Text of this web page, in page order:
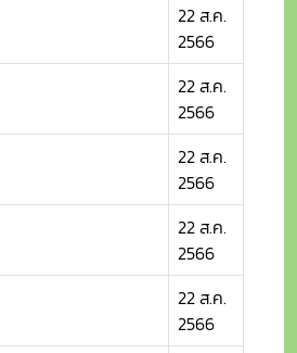
22 ส.ค.
2566
22 ส.ค.
2566
22 ส.ค.
2566
22 ส.ค.
2566
22 ส.ค.
2566